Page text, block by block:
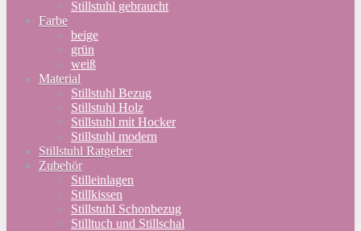
Stillstuhl gebraucht
Farbe
beige
grün
weiß
Material
Stillstuhl Bezug
Stillstuhl Holz
Stillstuhl mit Hocker
Stillstuhl modern
Stillstuhl Ratgeber
Zubehör
Stilleinlagen
Stillkissen
Stillstuhl Schonbezug
Stilltuch und Stillschal